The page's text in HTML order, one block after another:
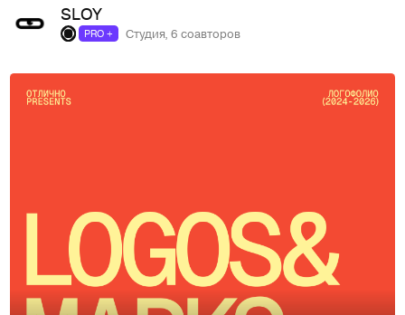
SLOY
PRO + Студия, 6 соавторов